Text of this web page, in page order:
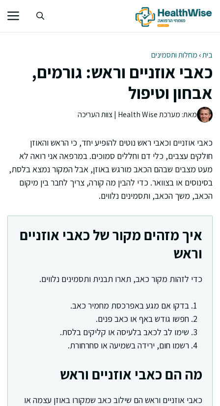
לתוכן
בית› מחלות ותסמינים
כאבי אוזניים וראש: גורמים,
אבחון וטיפול
מאת: מערכת Health Wise | צוות העריכה
כאבי אוזניים וכאבי ראש נוטים להופיע יחד, כי הראש והאוזן
חולקים עצבים, כלי דם וחללים סמוכים. במרפאה אני רואה לא
מעט מצבים שבהם הכאב מורגש באוזן, אבל המקור נמצא בלסת,
בסינוסים או בצוואר. כדי להבין מה קורה, צריך לחבר בין מיקום
הכאב, משך הכאב, ותסמינים נלווים.
איך מזהים מקור של כאבי אוזניים
וראש
כדי לזהות מקור כאב, תארו תבנית ותסמינים נלווים.
בדקו אם מגע באפרכסת מחמיר כאב.
חפשו גודש באף או כאב פנים.
שימו לב לכאב בלעיסה או קליקים בלסת.
רשמו חום, ירידה בשמיעה או סחרחורת.
מה הם כאבי אוזניים וראש
כאבי אוזניים וראש הם שילוב כאב שמקורו באוזן עצמה או